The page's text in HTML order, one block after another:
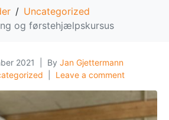
Uncategorized
og førstehjælpskursus
2021 By Jan Gjettermann
Leave a comment